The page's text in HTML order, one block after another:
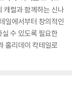
캐럴과 함께하는 신나
일에서부터 창의적인
수 있도록 필요한
홀리데이 칵테일로